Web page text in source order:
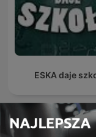
ESKA daje